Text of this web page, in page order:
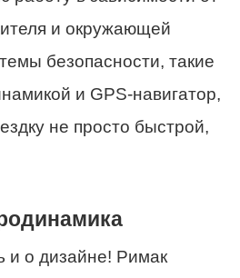
и окружающей
безопасности, такие
и GPS-навигатор,
не просто быстрой,
и о дизайне! Римак